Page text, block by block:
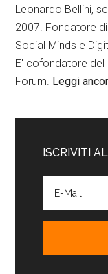
Leonardo Bellini,
2007. Fondatore
Social Minds e
E' cofondatore
Forum. Leggi
ISCRIVITI